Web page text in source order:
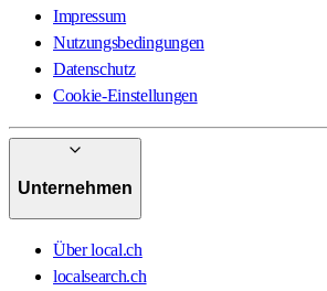
Impressum
Nutzungsbedingungen
Datenschutz
Cookie-Einstellungen
Unternehmen
Über local.ch
localsearch.ch